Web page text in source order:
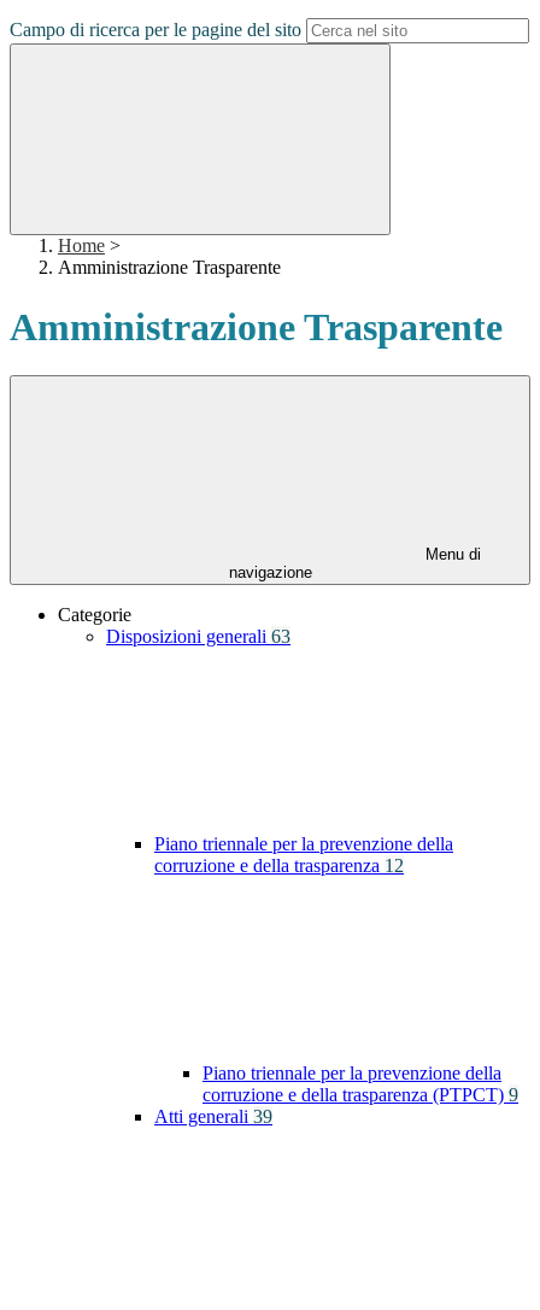
Campo di ricerca per le pagine del sito
Home >
Amministrazione Trasparente
Amministrazione Trasparente
Menu di
navigazione
Categorie
Disposizioni generali 63
Piano triennale per la prevenzione della
corruzione e della trasparenza 12
Piano triennale per la prevenzione della
corruzione e della trasparenza (PTPCT) 9
Atti generali 39